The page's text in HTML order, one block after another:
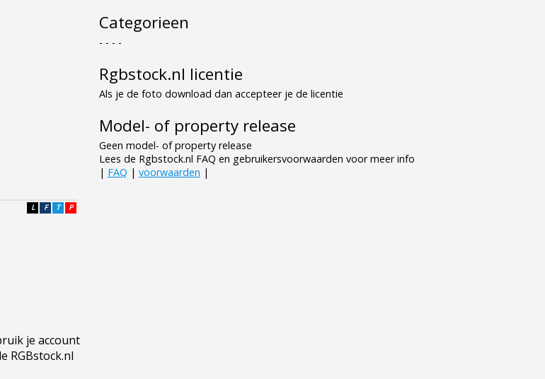
P
T
F
L
Categorieen
- - - -
Rgbstock.nl licentie
Als je de foto download dan accepteer je de licentie
Model- of property release
Geen model- of property release
Lees de Rgbstock.nl FAQ en gebruikersvoorwaarden voor meer info
| FAQ | voorwaarden |